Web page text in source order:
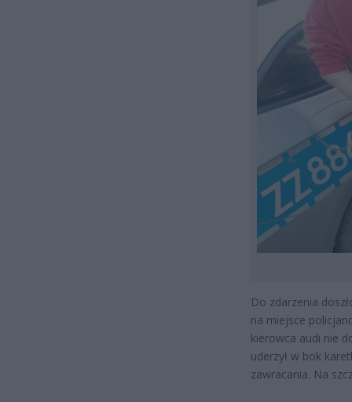
Do zdarzenia
na miejsce
kierowca audi nie
uderzył w bok
zawracania. Na